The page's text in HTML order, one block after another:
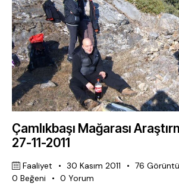
Çamlıkbaşı Mağarası
27-11-2011
Faaliyet 30 Kasım 2011 76
0 Beğeni 0 Yorum